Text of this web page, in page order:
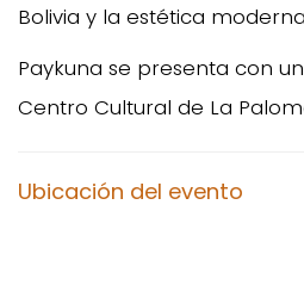
Bolivia y la estética
Paykuna se presenta con
Centro Cultural de La
Ubicación del evento